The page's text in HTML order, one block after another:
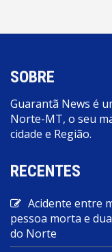
SOBRE
Guarantã News é
Norte-MT, o seu
cidade e Região.
RECENTES
Acidente entre
pessoa morta e
do Norte